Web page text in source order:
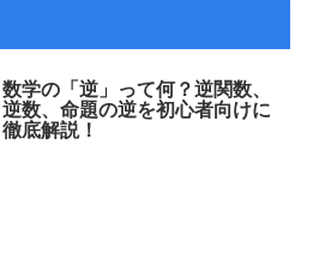
数学の「逆」って何？逆関数、
逆数、命題の逆を初心者向けに
徹底解説！